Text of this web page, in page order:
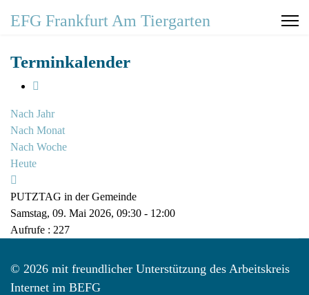
EFG Frankfurt Am Tiergarten
Terminkalender
Nach Jahr
Nach Monat
Nach Woche
Heute
PUTZTAG in der Gemeinde
Samstag, 09. Mai 2026, 09:30 - 12:00
Aufrufe : 227
© 2026 mit freundlicher Unterstützung des Arbeitskreis
Internet im BEFG